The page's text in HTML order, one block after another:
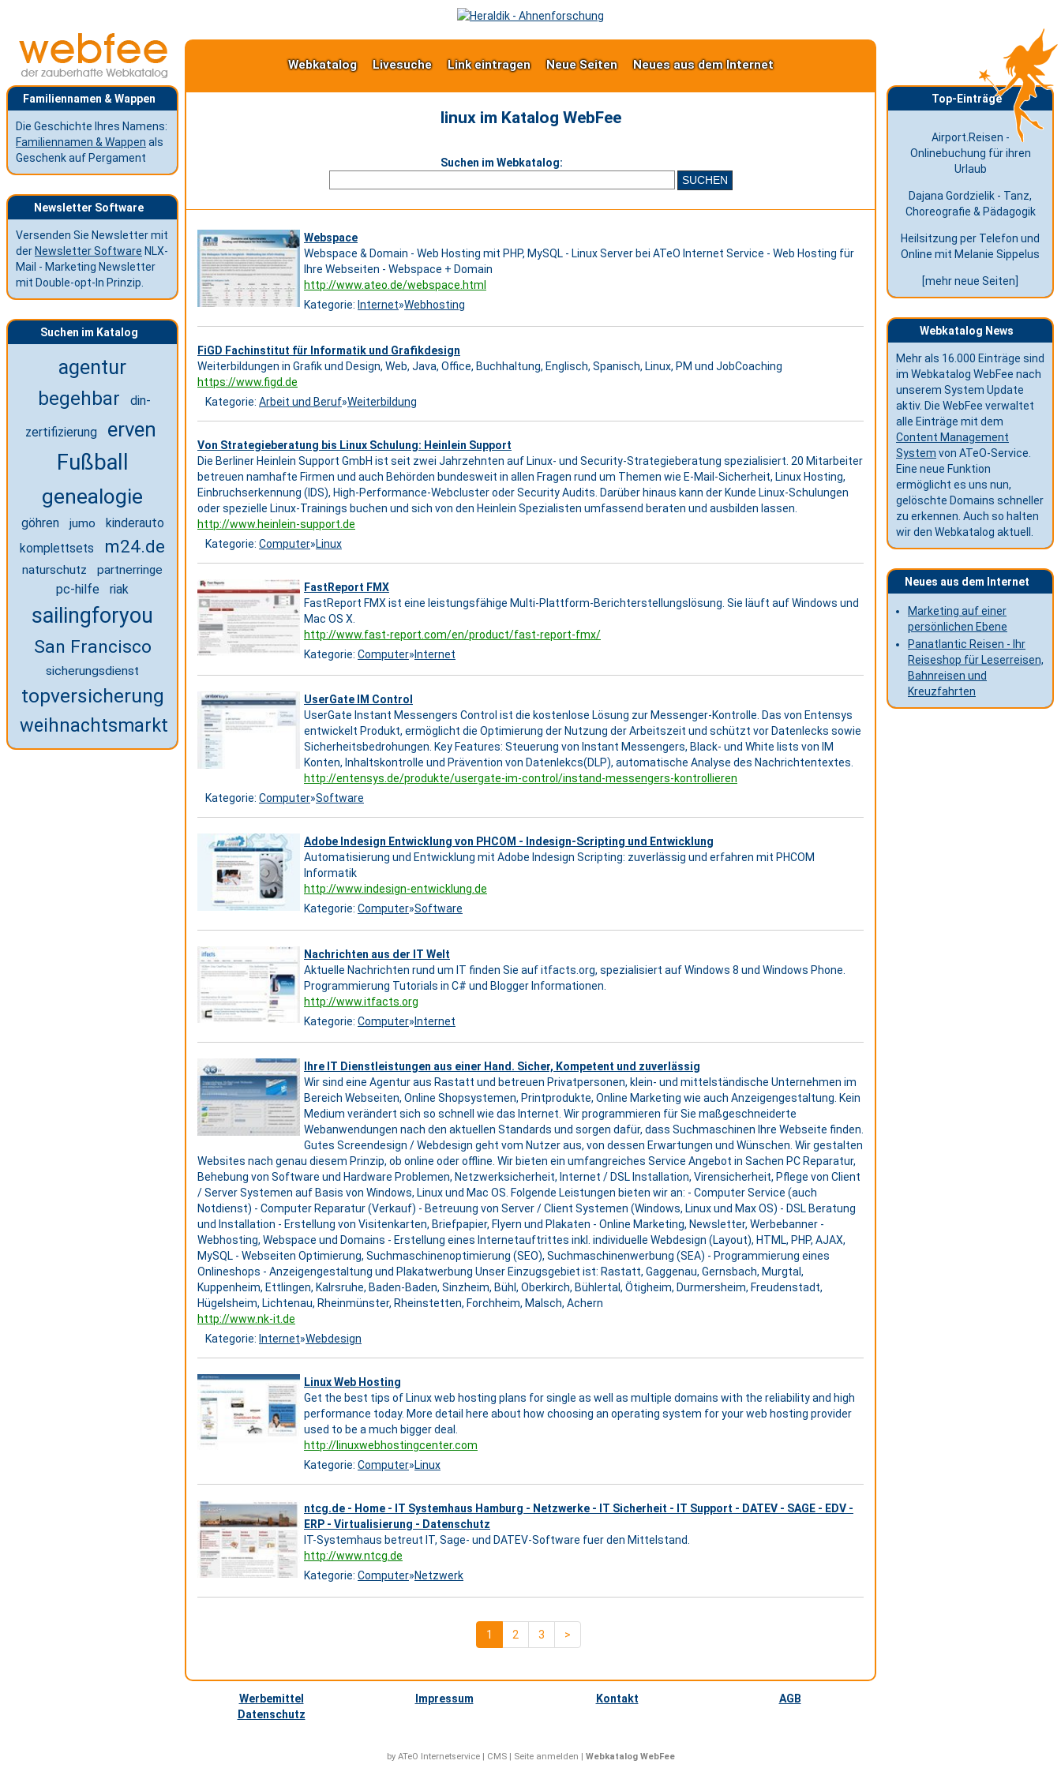
Familiennamen & Wappen
Die Geschichte Ihres Namens:
Familiennamen & Wappen als
Geschenk auf Pergament
Newsletter Software
Versenden Sie Newsletter mit
der Newsletter Software NLX-
Mail - Marketing Newsletter
mit Double-opt-In Prinzip.
Suchen im Katalog
agentur
begehbar din-
zertifizierung erven
Fußball
genealogie
göhren jumo kinderauto
komplettsets m24.de
naturschutz partnerringe
pc-hilfe riak
sailingforyou
San Francisco
sicherungsdienst
topversicherung
weihnachtsmarkt
Webkatalog Livesuche Link eintragen Neue Seiten Neues aus dem Internet
linux im Katalog WebFee
Suchen im Webkatalog:
Webspace
Webspace & Domain - Web Hosting mit PHP, MySQL - Linux Server bei ATeO Internet Service - Web Hosting für
Ihre Webseiten - Webspace + Domain
http://www.ateo.de/webspace.html
Kategorie: Internet»Webhosting
FiGD Fachinstitut für Informatik und Grafikdesign
Weiterbildungen in Grafik und Design, Web, Java, Office, Buchhaltung, Englisch, Spanisch, Linux, PM und JobCoaching
https://www.figd.de
Kategorie: Arbeit und Beruf»Weiterbildung
Von Strategieberatung bis Linux Schulung: Heinlein Support
Die Berliner Heinlein Support GmbH ist seit zwei Jahrzehnten auf Linux- und Security-Strategieberatung spezialisiert. 20 Mitarbeiter
betreuen namhafte Firmen und auch Behörden bundesweit in allen Fragen rund um Themen wie E-Mail-Sicherheit, Linux Hosting,
Einbruchserkennung (IDS), High-Performance-Webcluster oder Security Audits. Darüber hinaus kann der Kunde Linux-Schulungen
oder spezielle Linux-Trainings buchen und sich von den Heinlein Spezialisten umfassend beraten und ausbilden lassen.
http://www.heinlein-support.de
Kategorie: Computer»Linux
FastReport FMX
FastReport FMX ist eine leistungsfähige Multi-Plattform-Berichterstellungslösung. Sie läuft auf Windows und
Mac OS X.
http://www.fast-report.com/en/product/fast-report-fmx/
Kategorie: Computer»Internet
UserGate IM Control
UserGate Instant Messengers Control ist die kostenlose Lösung zur Messenger-Kontrolle. Das von Entensys
entwickelt Produkt, ermöglicht die Optimierung der Nutzung der Arbeitszeit und schützt vor Datenlecks sowie
Sicherheitsbedrohungen. Key Features: Steuerung von Instant Messengers, Black- und White lists von IM
Konten, Inhaltskontrolle und Prävention von Datenlekcs(DLP), automatische Analyse des Nachrichtentextes.
http://entensys.de/produkte/usergate-im-control/instand-messengers-kontrollieren
Kategorie: Computer»Software
Adobe Indesign Entwicklung von PHCOM - Indesign-Scripting und Entwicklung
Automatisierung und Entwicklung mit Adobe Indesign Scripting: zuverlässig und erfahren mit PHCOM
Informatik
http://www.indesign-entwicklung.de
Kategorie: Computer»Software
Nachrichten aus der IT Welt
Aktuelle Nachrichten rund um IT finden Sie auf itfacts.org, spezialisiert auf Windows 8 und Windows Phone.
Programmierung Tutorials in C# und Blogger Informationen.
http://www.itfacts.org
Kategorie: Computer»Internet
Ihre IT Dienstleistungen aus einer Hand. Sicher, Kompetent und zuverlässig
Wir sind eine Agentur aus Rastatt und betreuen Privatpersonen, klein- und mittelständische Unternehmen im
Bereich Webseiten, Online Shopsystemen, Printprodukte, Online Marketing wie auch Anzeigengestaltung. Kein
Medium verändert sich so schnell wie das Internet. Wir programmieren für Sie maßgeschneiderte
Webanwendungen nach den aktuellen Standards und sorgen dafür, dass Suchmaschinen Ihre Webseite finden.
Gutes Screendesign / Webdesign geht vom Nutzer aus, von dessen Erwartungen und Wünschen. Wir gestalten
Websites nach genau diesem Prinzip, ob online oder offline. Wir bieten ein umfangreiches Service Angebot in Sachen PC Reparatur,
Behebung von Software und Hardware Problemen, Netzwerksicherheit, Internet / DSL Installation, Virensicherheit, Pflege von Client
/ Server Systemen auf Basis von Windows, Linux und Mac OS. Folgende Leistungen bieten wir an: - Computer Service (auch
Notdienst) - Computer Reparatur (Verkauf) - Betreuung von Server / Client Systemen (Windows, Linux und Max OS) - DSL Beratung
und Installation - Erstellung von Visitenkarten, Briefpapier, Flyern und Plakaten - Online Marketing, Newsletter, Werbebanner -
Webhosting, Webspace und Domains - Erstellung eines Internetauftrittes inkl. individuelle Webdesign (Layout), HTML, PHP, AJAX,
MySQL - Webseiten Optimierung, Suchmaschinenoptimierung (SEO), Suchmaschinenwerbung (SEA) - Programmierung eines
Onlineshops - Anzeigengestaltung und Plakatwerbung Unser Einzugsgebiet ist: Rastatt, Gaggenau, Gernsbach, Murgtal,
Kuppenheim, Ettlingen, Kalrsruhe, Baden-Baden, Sinzheim, Bühl, Oberkirch, Bühlertal, Ötigheim, Durmersheim, Freudenstadt,
Hügelsheim, Lichtenau, Rheinmünster, Rheinstetten, Forchheim, Malsch, Achern
http://www.nk-it.de
Kategorie: Internet»Webdesign
Linux Web Hosting
Get the best tips of Linux web hosting plans for single as well as multiple domains with the reliability and high
performance today. More detail here about how choosing an operating system for your web hosting provider
used to be a much bigger deal.
http://linuxwebhostingcenter.com
Kategorie: Computer»Linux
ntcg.de - Home - IT Systemhaus Hamburg - Netzwerke - IT Sicherheit - IT Support - DATEV - SAGE - EDV -
ERP - Virtualisierung - Datenschutz
IT-Systemhaus betreut IT, Sage- und DATEV-Software fuer den Mittelstand.
http://www.ntcg.de
Kategorie: Computer»Netzwerk
1 2 3 >
Werbemittel Impressum Kontakt
AGB
Datenschutz
Top-Einträge
Airport.Reisen -
Onlinebuchung für ihren
Urlaub
Dajana Gordzielik - Tanz,
Choreografie & Pädagogik
Heilsitzung per Telefon und
Online mit Melanie Sippelus
[mehr neue Seiten]
Webkatalog News
Mehr als 16.000 Einträge sind
im Webkatalog WebFee nach
unserem System Update
aktiv. Die WebFee verwaltet
alle Einträge mit dem
Content Management
System von ATeO-Service.
Eine neue Funktion
ermöglicht es uns nun,
gelöschte Domains schneller
zu erkennen. Auch so halten
wir den Webkatalog aktuell.
Neues aus dem Internet
Marketing auf einer
persönlichen Ebene
Panatlantic Reisen - Ihr
Reiseshop für Leserreisen,
Bahnreisen und
Kreuzfahrten
by ATeO Internetservice| CMS| Seite anmelden | Webkatalog WebFee